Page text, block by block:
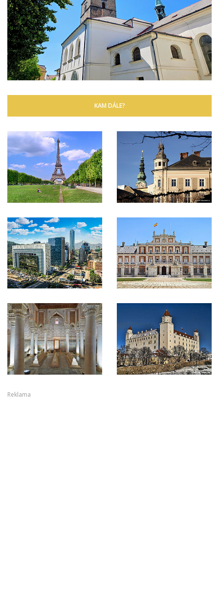
KAM DÁLE?
Reklama